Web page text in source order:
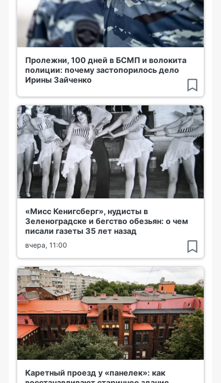
Пролежни, 100 дней в БСМП и волокита
полиции: почему застопорилось дело
Ирины Зайченко
«Мисс Кенигсберг», нудисты в
Зеленоградске и бегство обезьян: о чем
писали газеты 35 лет назад
вчера, 11:00
Каретный проезд у «панелек»: как